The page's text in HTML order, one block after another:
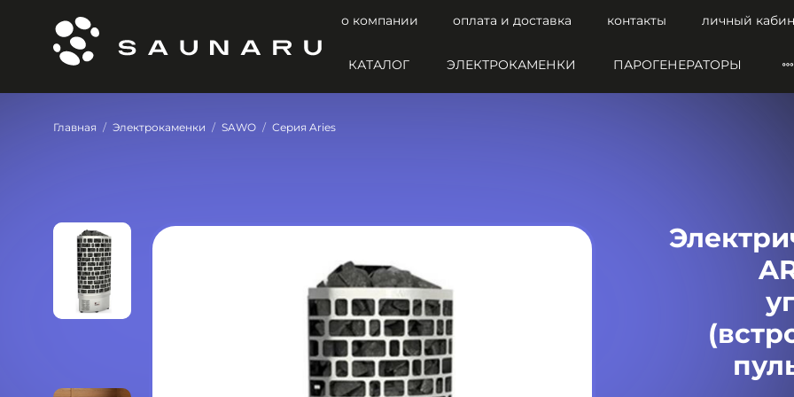
о компании оплата и доставка контакты личный
КАТАЛОГ ЭЛЕКТРОКАМЕНКИ ПАРОГЕНЕРАТОРЫ
Главная Электрокаменки SAWO Серия Aries